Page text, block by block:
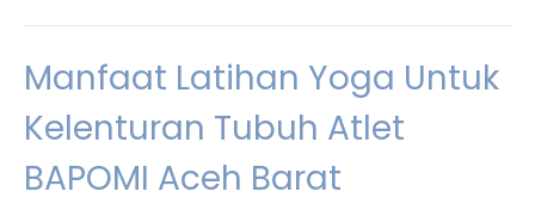
Manfaat Latihan Yoga Untuk
Kelenturan Tubuh Atlet
BAPOMI Aceh Barat